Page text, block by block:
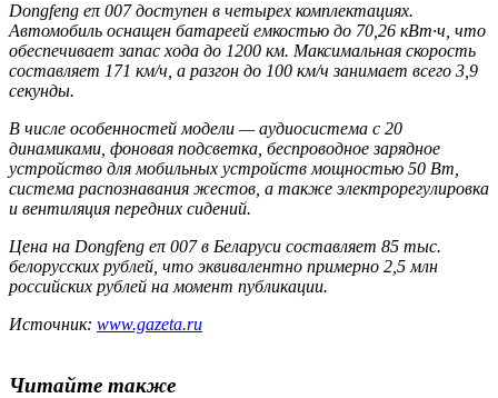
Dongfeng eπ 007 доступен в четырех комплектациях.
Автомобиль оснащен батареей емкостью до 70,26 кВт·ч, что
обеспечивает запас хода до 1200 км. Максимальная скорость
составляет 171 км/ч, а разгон до 100 км/ч занимает всего 3,9
секунды.
В числе особенностей модели — аудиосистема с 20
динамиками, фоновая подсветка, беспроводное зарядное
устройство для мобильных устройств мощностью 50 Вт,
система распознавания жестов, а также электрорегулировка
и вентиляция передних сидений.
Цена на Dongfeng eπ 007 в Беларуси составляет 85 тыс.
белорусских рублей, что эквивалентно примерно 2,5 млн
российских рублей на момент публикации.
Источник: www.gazeta.ru
Читайте также